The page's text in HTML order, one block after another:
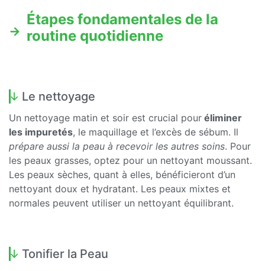
Étapes fondamentales de la
routine quotidienne
Le nettoyage
Un nettoyage matin et soir est crucial pour éliminer
les impuretés, le maquillage et l’excès de sébum. Il
prépare aussi la peau à recevoir les autres soins. Pour
les peaux grasses, optez pour un nettoyant moussant.
Les peaux sèches, quant à elles, bénéficieront d’un
nettoyant doux et hydratant. Les peaux mixtes et
normales peuvent utiliser un nettoyant équilibrant.
Tonifier la Peau